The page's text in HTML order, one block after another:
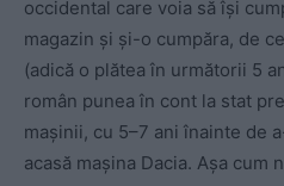
occidental care voia să își
magazin și și-o cumpăra, de
(adică o plătea în următorii 5
român punea în cont la stat
mașinii, cu 5–7 ani înainte de
acasă mașina Dacia. Așa cum